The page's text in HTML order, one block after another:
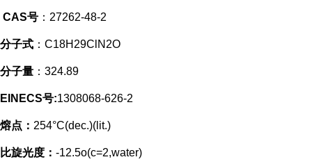
CAS号 ：27262-48-2
分子式 ：C18H29ClN2O
分子量 ：324.89
EINECS号:1308068-626-2
熔点： 254°C(dec.)(lit.)
比旋光度： -12.5o(c=2,water)